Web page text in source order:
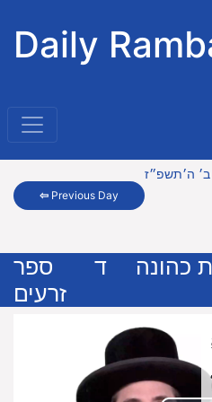
Daily
⇦ Previous Day
ה׳תשפ״ז
כהונה
ד
ספר
זרעים